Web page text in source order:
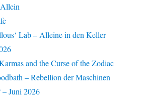
Lab – Alleine in den Keller
and the Curse of the Zodiac
– Rebellion der Maschinen
– Juni 2026